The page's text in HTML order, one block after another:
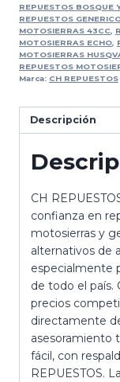
REPUESTOS BOSQUE
REPUESTOS
MOTOSIERRAS 43CC
MOTOSIERRAS ECHO
MOTOSIERRAS
REPUESTOS
Marca: CH REPUESTOS
Descripción
CH
confianza en
motosierras y
alternativos de
especialmente
de todo el país.
precios
directamente
asesoramiento
fácil, con
REPUESTOS.